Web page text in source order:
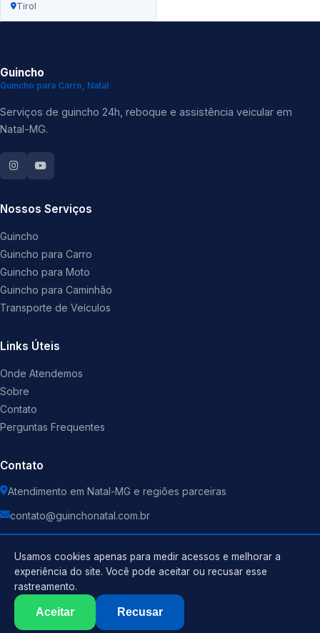
Tirol
Guincho
Guincho para Carro, Natal
Serviços de guincho 24h, reboque e assistência veicular em
Natal-MG.
Nossos Serviços
Guincho
Guincho para Carro
Guincho para Moto
Guincho para Caminhão
Transporte de Veículos
Links Úteis
Onde Atendemos
Sobre
Contato
Perguntas Frequentes
Contato
Atendimento em Natal-MG e regiões parceiras
contato@guinchonatal.com.br
Guincho . Todos os direitos reservados.
Usamos cookies apenas para medir acessos e melhorar a
experiência do site. Você pode aceitar ou recusar esse
rastreamento.
Aceitar Recusar